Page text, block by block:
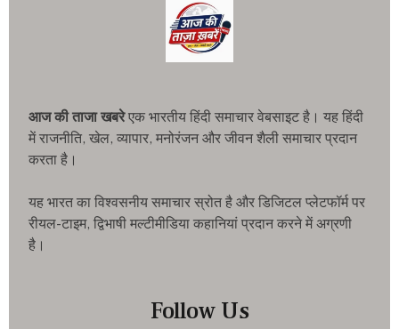
आज की ताजा खबरेएक भारतीय हिंदी समाचार वेबसाइट है। यह हिंदी
में राजनीति, खेल, व्यापार, मनोरंजन और जीवन शैली समाचार प्रदान
करता है।
यह भारत का विश्वसनीय समाचार स्रोत है और डिजिटल प्लेटफॉर्म पर
रीयल-टाइम, द्विभाषी मल्टीमीडिया कहानियां प्रदान करने में अग्रणी
है।
Follow Us